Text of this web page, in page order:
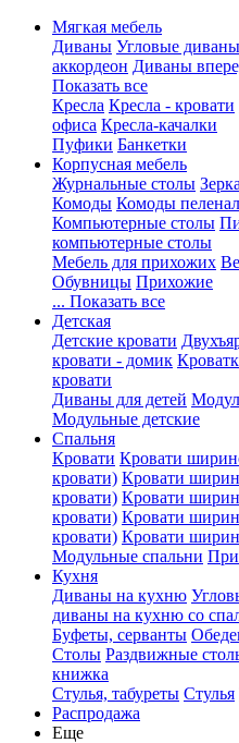
Мягкая мебель
Диваны Угловые диваны
аккордеон Диваны
Показать все
Кресла Кресла - кровати
офиса Кресла-качалки
Пуфики Банкетки
Корпусная мебель
Журнальные столы
Комоды Комоды
Компьютерные столы
компьютерные столы
Мебель для прихожих
Обувницы Прихожие
... Показать все
Детская
Детские кровати
кровати - домик
кровати
Диваны для детей
Модульные детские
Спальня
Кровати Кровати
кровати) Кровати
кровати) Кровати
кровати) Кровати
кровати) Кровати
Модульные спальни
Кухня
Диваны на кухню
диваны на кухню со
Буфеты, серванты
Столы Раздвижные
книжка
Стулья, табуреты Стулья
Распродажа
Еще